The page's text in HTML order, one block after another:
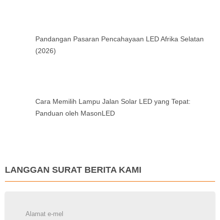
Pandangan Pasaran Pencahayaan LED Afrika Selatan
(2026)
Cara Memilih Lampu Jalan Solar LED yang Tepat:
Panduan oleh MasonLED
LANGGAN SURAT BERITA KAMI